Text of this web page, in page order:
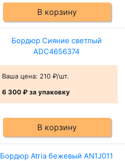
В корзину
Бордюр Сияние светлый
ADC4656374
Ваша цена: 210 ₽/шт.
6 300 ₽за упаковку
В корзину
Бордюр Atria бежевый AN1J011